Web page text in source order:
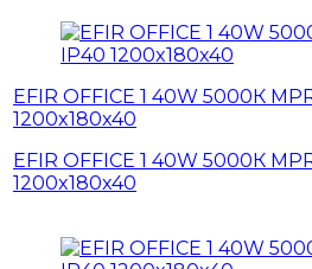
EFIR OFFICE 1 40W 5000К
1200x180x40
EFIR OFFICE 1 40W 5000К
1200x180x40